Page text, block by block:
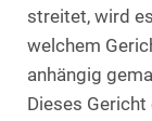
streitet, wird
welchem
anhängig
Dieses